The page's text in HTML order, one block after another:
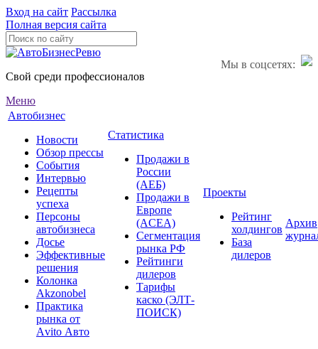
Вход на сайт Рассылка
Полная версия сайта
Мы в соцсетях:
Свой среди профессионалов
Меню
Автобизнес
Новости
Обзор прессы
События
Интервью
Рецепты
успеха
Персоны
автобизнеса
Досье
Эффективные
решения
Колонка
Akzonobel
Практика
рынка от
Аvito Авто
Статистика
Продажи в
России
(АЕБ)
Продажи в
Европе
(ACEA)
Сегментация
рынка РФ
Рейтинги
дилеров
Тарифы
каско (ЭЛТ-
ПОИСК)
Проекты
Рейтинг
холдингов
База
дилеров
Архив